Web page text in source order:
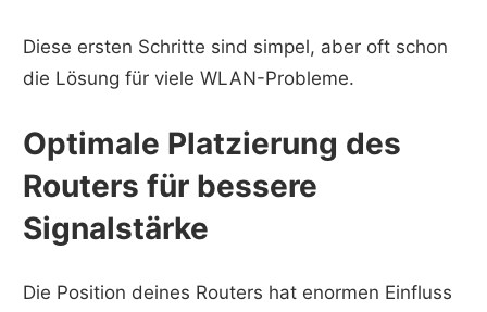
Diese ersten Schritte sind simpel, aber oft schon
die Lösung für viele WLAN-Probleme.
Optimale Platzierung des
Routers für bessere
Signalstärke
Die Position deines Routers hat enormen Einfluss